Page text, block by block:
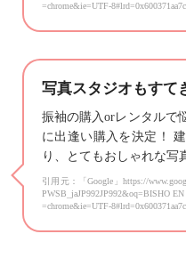
=chrome&ie=UTF-
写真スタジオもすて
振袖の購入orレンタルで
に出逢い購入を決定！
り、とてもおしゃれな写
引用元：「Google」https://
PWSB_jaJP992JP992&oq=BISHO
=chrome&ie=UTF-